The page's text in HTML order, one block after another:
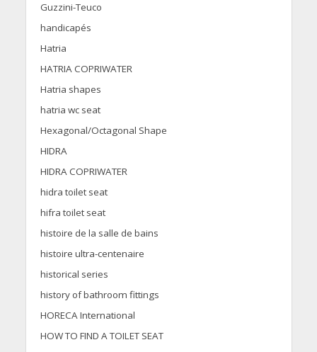
Guzzini-Teuco
handicapés
Hatria
HATRIA COPRIWATER
Hatria shapes
hatria wc seat
Hexagonal/Octagonal Shape
HIDRA
HIDRA COPRIWATER
hidra toilet seat
hifra toilet seat
histoire de la salle de bains
histoire ultra-centenaire
historical series
history of bathroom fittings
HORECA International
HOW TO FIND A TOILET SEAT